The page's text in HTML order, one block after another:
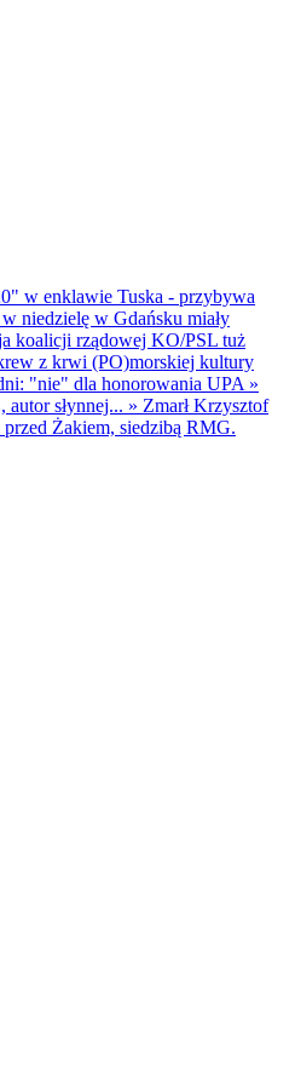
w enklawie Tuska - przybywa
niedzielę w Gdańsku miały
koalicji rządowej KO/PSL tuż
z krwi (PO)morskiej kultury
"nie" dla honorowania UPA »
słynnej... » Zmarł Krzysztof
Żakiem, siedzibą RMG.